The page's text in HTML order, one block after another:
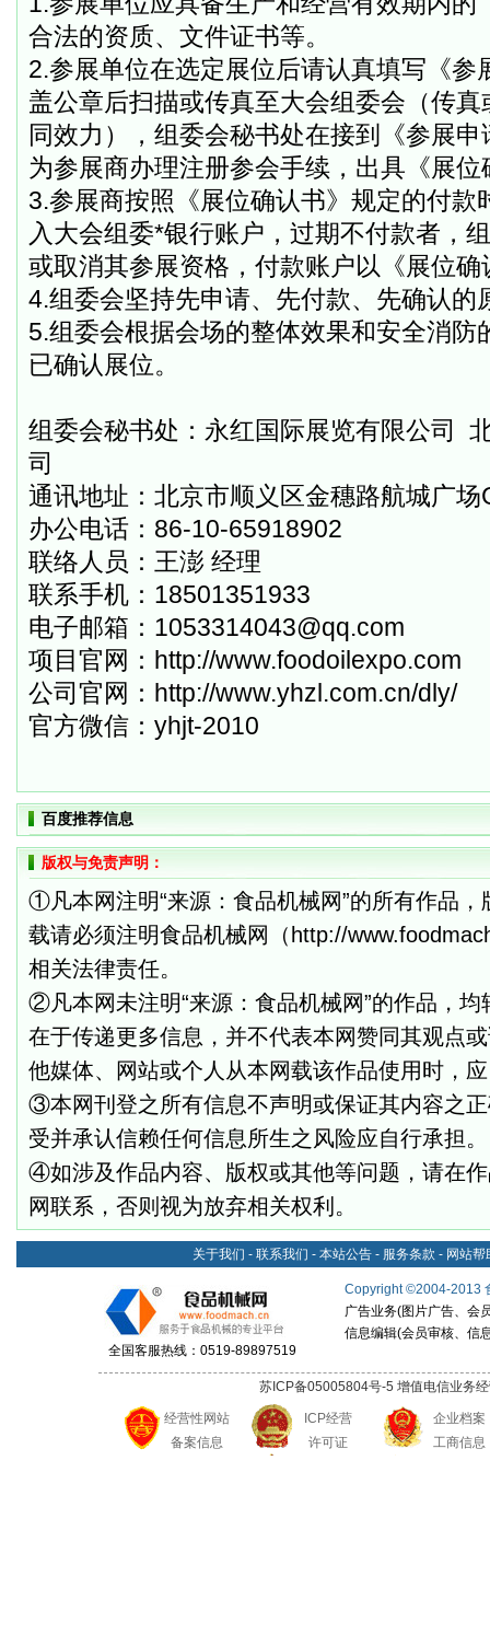
合法的资质、文件证书等。
2.参展单位在选定展位后请认真填写《参
盖公章后扫描或传真至大会组委会（传
同效力），组委会秘书处在接到《参展
为参展商办理注册参会手续，出具《展位
3.参展商按照《展位确认书》规定的付款
入大会组委*银行账户，过期不付款者，
或取消其参展资格，付款账户以《展位
4.组委会坚持先申请、先付款、先确认的
5.组委会根据会场的整体效果和安全消防
已确认展位。
组委会秘书处：永红国际展览有限公司
司
通讯地址：北京市顺义区金穗路航城广场
办公电话： 86-10-65918902
联络人员：王澎 经理
联系手机： 18501351933
电子邮箱： 1053314043@qq.com
项目官网： http://www.foodoilexpo.com
公司官网： http://www.yhzl.com.cn/dly/
官方微信： yhjt-2010
百度推荐信息
版权与免责声明：
①凡本网注明“来源：食品机械网”的所有作品
载请必须注明食品机械网（http://
相关法律责任。
②凡本网未注明“来源：食品机械网”的作品，
在于传递更多信息，并不代表本网赞同其观点
他媒体、网站或个人从本网载该作品使用时，
③本网刊登之所有信息不声明或保证其内容之
受并承认信赖任何信息所生之风险应自行承担。
④如涉及作品内容、版权或其他等问题，请在
网联系，否则视为放弃相关权利。
关于我们 - 联系我们 - 本站公告 - 服务条款 - 网站帮
全国客服热线：0519-89897519
Copyright©2004-2013
广告业务(图片广告、会
信息编辑(会员审核、信
苏ICP备05005804号-5 增值电信业务
经营性网站
备案信息
ICP经营
许可证
企业档案
工商信息